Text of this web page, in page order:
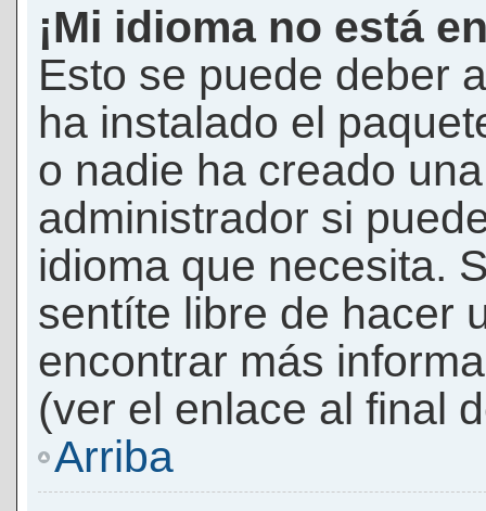
¡Mi idioma no está
Esto se puede deber
ha instalado el
o nadie ha creado
administrador si
idioma que necesita.
sentíte libre de hacer
encontrar más
(ver el enlace al final
Arriba